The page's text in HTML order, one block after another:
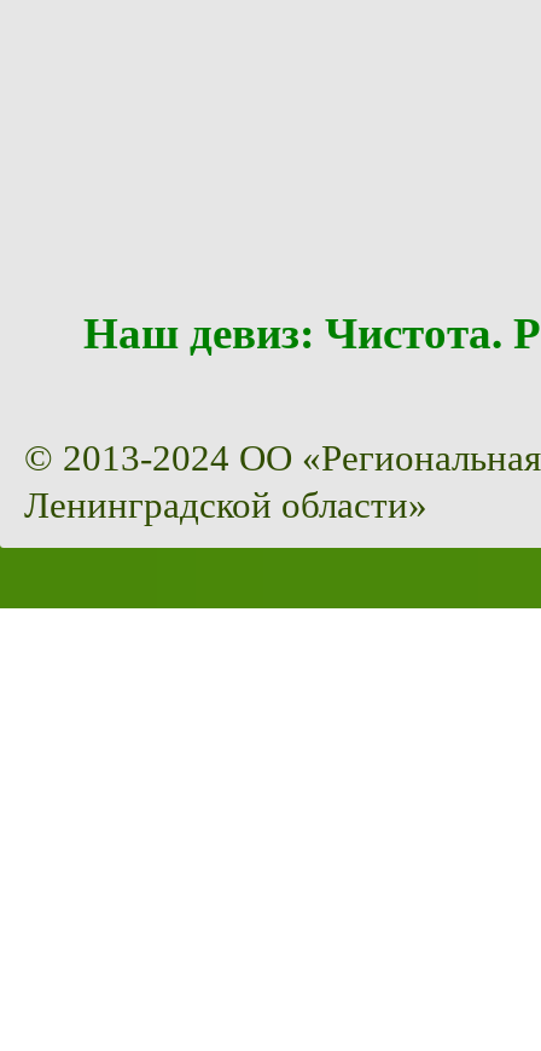
Наш девиз:
© 2013-2024 ОО
Ленинградской области»